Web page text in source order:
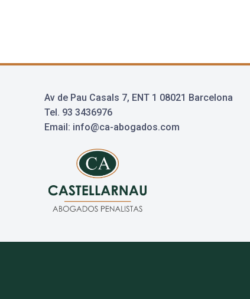
Av de Pau Casals 7, ENT 1 08021 Barcelona
Tel. 93 3436976
Email: info@ca-abogados.com